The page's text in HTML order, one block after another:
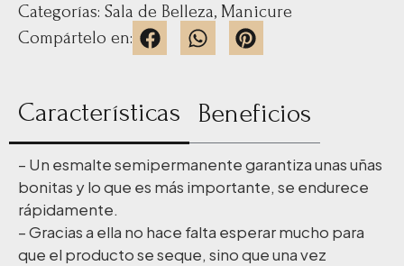
Categorías: Sala de Belleza, Manicure
Compártelo en:
Características Beneficios
– Un esmalte semipermanente garantiza unas uñas
bonitas y lo que es más importante, se endurece
rápidamente.
– Gracias a ella no hace falta esperar mucho para
que el producto se seque, sino que una vez